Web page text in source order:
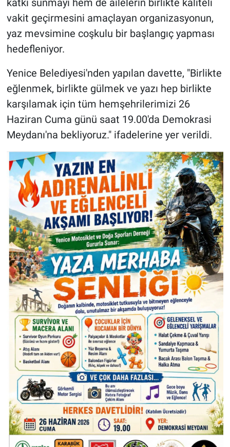
katkı sunmayı hem de ailelerin birlikte kaliteli
vakit geçirmesini amaçlayan organizasyonun,
yaz mevsimine coşkulu bir başlangıç yapması
hedefleniyor.
Yenice Belediyesi'nden yapılan davette, "Birlikte
eğlenmek, birlikte gülmek ve yazı hep birlikte
karşılamak için tüm hemşehrilerimizi 26
Haziran Cuma günü saat 19.00'da Demokrasi
Meydanı'na bekliyoruz." ifadelerine yer verildi.